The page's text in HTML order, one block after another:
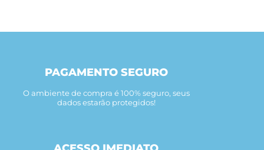
PAGAMENTO SEGURO
O ambiente de compra é 100% seguro, seus
dados estarão protegidos!